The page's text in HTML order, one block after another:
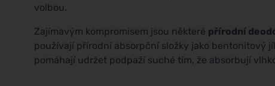
volbou.
Zajímavým kompromisem jsou některé přírodní
používají přírodní absorpční složky jako bentonitový
pomáhají udržet podpaží suché tím, že absorbují